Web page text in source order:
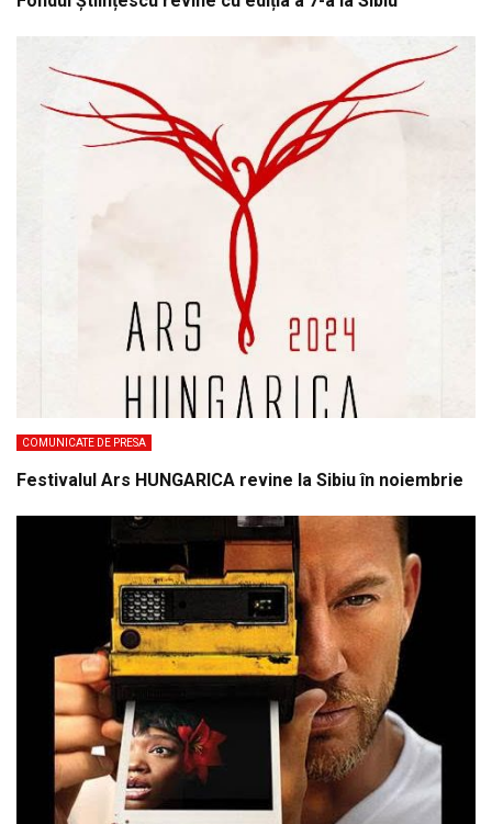
COMUNICATE DE PRESA
Festivalul Ars HUNGARICA revine la Sibiu în noiembrie